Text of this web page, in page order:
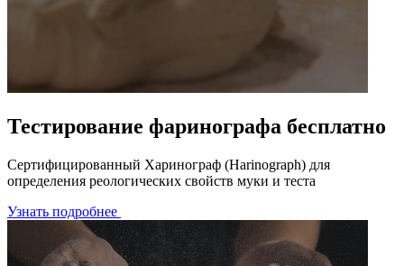
Тестирование фаринографа бесплатно
Сертифицированный Харинограф (Harinograph) для
определения реологических свойств муки и теста
Узнать подробнее